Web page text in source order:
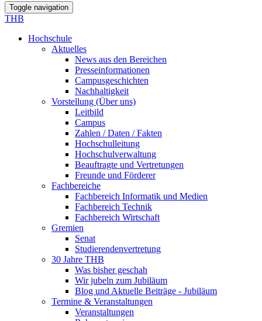
Toggle navigation
THB
Hochschule
Aktuelles
News aus den Bereichen
Presseinformationen
Campusgeschichten
Nachhaltigkeit
Vorstellung (Über uns)
Leitbild
Campus
Zahlen / Daten / Fakten
Hochschulleitung
Hochschulverwaltung
Beauftragte und Vertretungen
Freunde und Förderer
Fachbereiche
Fachbereich Informatik und Medien
Fachbereich Technik
Fachbereich Wirtschaft
Gremien
Senat
Studierendenvertretung
30 Jahre THB
Was bisher geschah
Wir jubeln zum Jubiläum
Blog und Aktuelle Beiträge - Jubiläum
Termine & Veranstaltungen
Veranstaltungen